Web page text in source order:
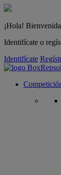
¡Hola!
Identifícate o
Identifícate